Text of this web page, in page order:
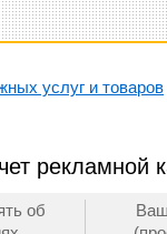
услуг и товаров
рекламной
об